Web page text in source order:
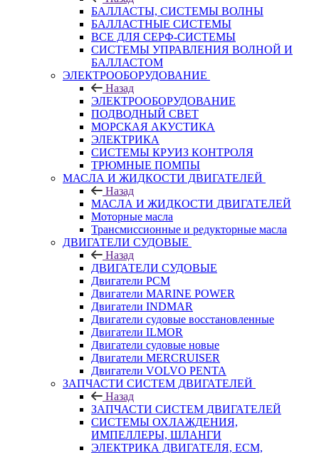
БАЛЛАСТЫ, СИСТЕМЫ ВОЛНЫ
БАЛЛАСТНЫЕ СИСТЕМЫ
ВСЕ ДЛЯ СЕРФ-СИСТЕМЫ
СИСТЕМЫ УПРАВЛЕНИЯ ВОЛНОЙ И
БАЛЛАСТОМ
ЭЛЕКТРООБОРУДОВАНИЕ
Назад
ЭЛЕКТРООБОРУДОВАНИЕ
ПОДВОДНЫЙ СВЕТ
МОРСКАЯ АКУСТИКА
ЭЛЕКТРИКА
СИСТЕМЫ КРУИЗ КОНТРОЛЯ
ТРЮМНЫЕ ПОМПЫ
МАСЛА И ЖИДКОСТИ ДВИГАТЕЛЕЙ
Назад
МАСЛА И ЖИДКОСТИ ДВИГАТЕЛЕЙ
Моторные масла
Трансмиссионные и редукторные масла
ДВИГАТЕЛИ СУДОВЫЕ
Назад
ДВИГАТЕЛИ СУДОВЫЕ
Двигатели PCM
Двигатели MARINE POWER
Двигатели INDMAR
Двигатели судовые восстановленные
Двигатели ILMOR
Двигатели судовые новые
Двигатели MERCRUISER
Двигатели VOLVO PENTA
ЗАПЧАСТИ СИСТЕМ ДВИГАТЕЛЕЙ
Назад
ЗАПЧАСТИ СИСТЕМ ДВИГАТЕЛЕЙ
СИСТЕМЫ ОХЛАЖДЕНИЯ,
ИМПЕЛЛЕРЫ, ШЛАНГИ
ЭЛЕКТРИКА ДВИГАТЕЛЯ, ECM,